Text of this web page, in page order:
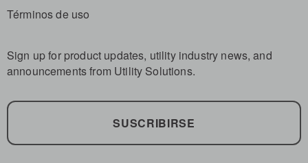
Términos de uso
Sign up for product updates, utility industry news, and
announcements from Utility Solutions.
SUSCRIBIRSE